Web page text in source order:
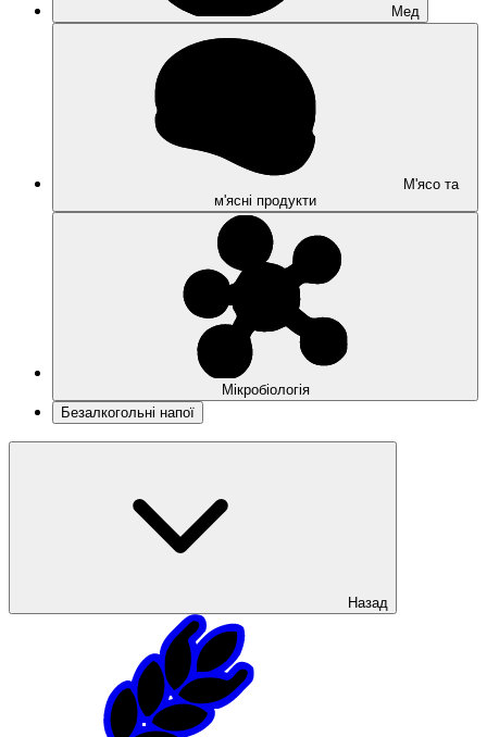
Мед
М'ясо та
м'ясні продукти
Мікробіологія
Безалкогольні напої
Назад